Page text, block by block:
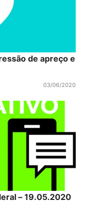
de apreço e
03/06/2020
– 19.05.2020